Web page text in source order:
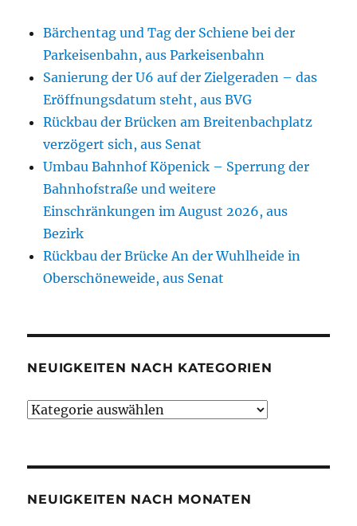
Bärchentag und Tag der Schiene bei der
Parkeisenbahn, aus Parkeisenbahn
Sanierung der U6 auf der Zielgeraden – das
Eröffnungsdatum steht, aus BVG
Rückbau der Brücken am Breitenbachplatz
verzögert sich, aus Senat
Umbau Bahnhof Köpenick – Sperrung der
Bahnhofstraße und weitere
Einschränkungen im August 2026, aus
Bezirk
Rückbau der Brücke An der Wuhlheide in
Oberschöneweide, aus Senat
NEUIGKEITEN NACH KATEGORIEN
Neuigkeiten
NEUIGKEITEN NACH MONATEN